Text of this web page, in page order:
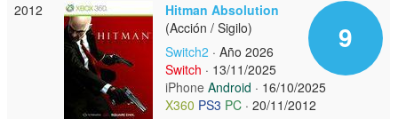
2012
9
Hitman Absolution
(Acción / Sigilo)
Switch2 · Año 2026
Switch · 13/11/2025
iPhone Android · 16/10/2025
X360 PS3 PC · 20/11/2012